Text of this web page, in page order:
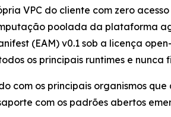
VPC do cliente com zero
poolada da plataforma
(EAM) v0.1 sob a licença
os principais runtimes e nunca
os principais organismos
com os padrões abertos